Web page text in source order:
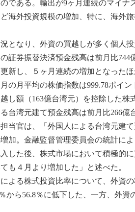
である。輸出が9ヶ月連続のマイ
海外投資規模の増加、特に、海外
となり、外資の買越しが多く個人
証券振替決済預金残高は前月比
新し、５ヶ月連続の増加となった
の月平均の株価指数は999.78ポイ
し額（163億台湾元）を控除した
台湾元建て預金残高は前月比266
当官は、「外国人による台湾元建
加。金融監督管理委員会の統計に
した後、株式市場において積極的
も４月より増加した」と述べた。
よる株式投資比率について、外資
から56.8％に低下した、一方、外資